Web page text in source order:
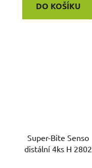
DO KOŠÍKU
Super-Bite Senso
distální 4ks H 2802